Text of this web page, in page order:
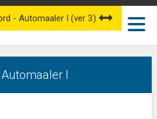
I
- Automaaler I (ver 3)